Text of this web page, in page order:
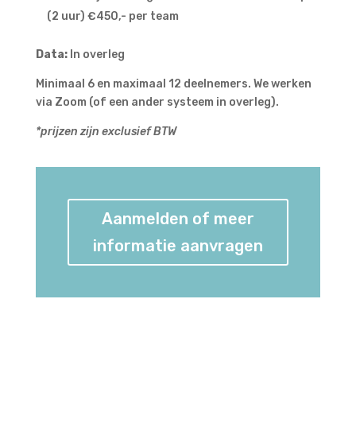
(2 uur) €450,- per team
Data:In overleg
Minimaal 6 en maximaal 12 deelnemers. We werken
via Zoom (of een ander systeem in overleg).
*prijzen zijn exclusief BTW
Aanmelden of meer
informatie aanvragen